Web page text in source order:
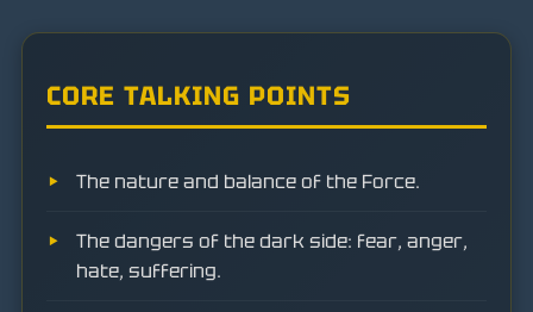
CORE TALKING POINTS
The nature and balance of the Force.
The dangers of the dark side: fear, anger,
hate, suffering.